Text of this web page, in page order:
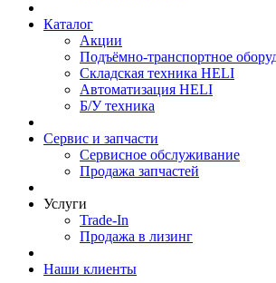
Каталог
Акции
Подъёмно-транспортное
Складская техника HELI
Автоматизация HELI
Б/У техника
Сервис и запчасти
Сервисное обслуживание
Продажа запчастей
Услуги
Trade-In
Продажа в лизинг
Наши клиенты